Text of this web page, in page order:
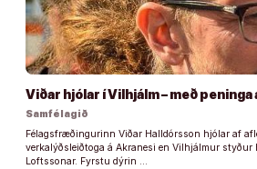
Viðar hjólar í Vilhjálm – með peninga
Samfélagið
Félagsfræðingurinn Viðar Halldórsson hjólar af
verkalýðsleiðtoga á Akranesi en Vilhjálmur styður
Loftssonar. Fyrstu dýrin …